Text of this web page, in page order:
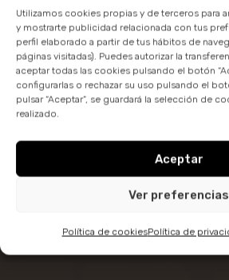
Utilizamos cookies propias y de terceros para
y mostrarte publicidad relacionada con tus
perfil elaborado a partir de tus hábitos de
páginas visitadas). Puedes autorizar la
aceptar todas las cookies pulsando el botón
configurarlas o rechazar su uso pulsando el
pulsar “Aceptar”, se guardará la selección de
realizado.
Aceptar
Ver preferencias
Política de cookiesPolítica de